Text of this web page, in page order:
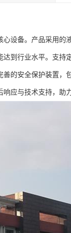
设备。产品采用的
到行业水平。支持
的安全保护装置，
应与技术支持，助